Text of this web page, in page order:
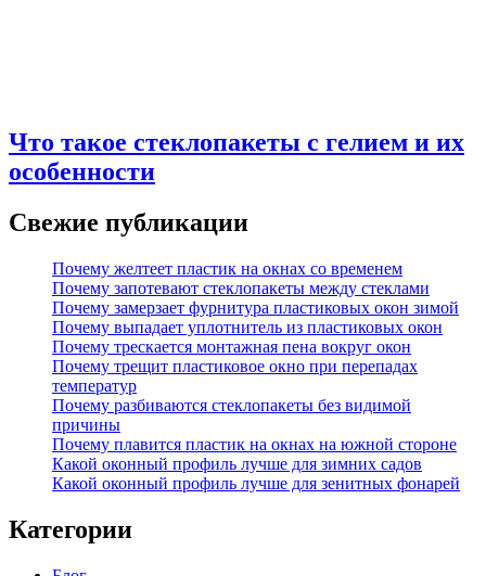
Что такое стеклопакеты с гелием и их
особенности
Свежие публикации
Почему желтеет пластик на окнах со временем
Почему запотевают стеклопакеты между стеклами
Почему замерзает фурнитура пластиковых окон зимой
Почему выпадает уплотнитель из пластиковых окон
Почему трескается монтажная пена вокруг окон
Почему трещит пластиковое окно при перепадах
температур
Почему разбиваются стеклопакеты без видимой
причины
Почему плавится пластик на окнах на южной стороне
Какой оконный профиль лучше для зимних садов
Какой оконный профиль лучше для зенитных фонарей
Категории